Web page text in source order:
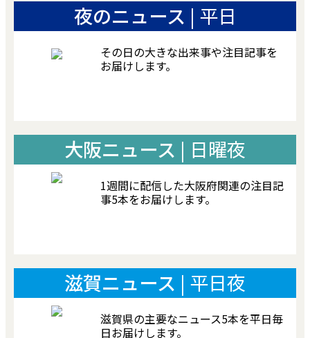
夜のニュース | 平日
その日の大きな出来事や注目記事を
お届けします。
大阪ニュース | 日曜夜
1週間に配信した大阪府関連の注目記
事5本をお届けします。
滋賀ニュース | 平日夜
滋賀県の主要なニュース5本を平日毎
日お届けします。